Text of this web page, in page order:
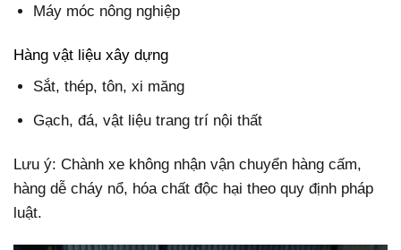
Máy móc nông nghiệp
Hàng vật liệu xây dựng
Sắt, thép, tôn, xi măng
Gạch, đá, vật liệu trang trí nội thất
Lưu ý: Chành xe không nhận vận chuyển hàng cấm,
hàng dễ cháy nổ, hóa chất độc hại theo quy định pháp
luật.